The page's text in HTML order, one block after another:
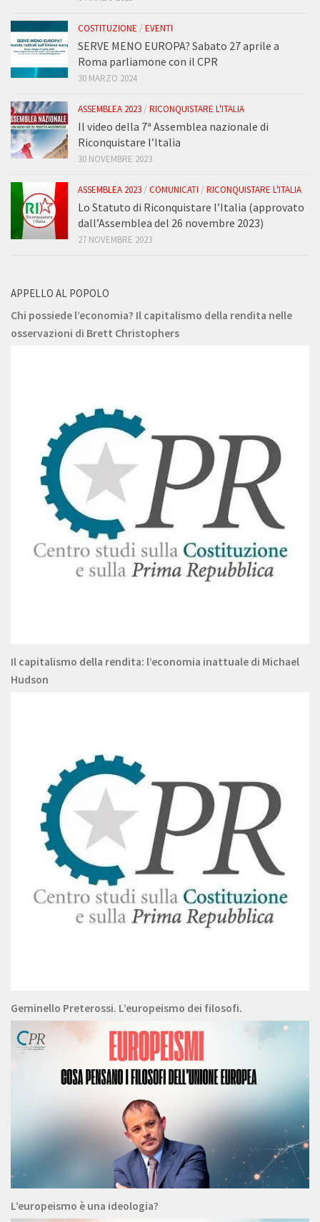
COSTITUZIONE / EVENTI
SERVE MENO EUROPA? Sabato 27 aprile a
Roma parliamone con il CPR
30 MARZO 2024
ASSEMBLEA 2023 / RICONQUISTARE L'ITALIA
Il video della 7ª Assemblea nazionale di
Riconquistare l’Italia
30 NOVEMBRE 2023
ASSEMBLEA 2023 / COMUNICATI / RICONQUISTARE L'ITALIA
Lo Statuto di Riconquistare l’Italia (approvato
dall’Assemblea del 26 novembre 2023)
27 NOVEMBRE 2023
APPELLO AL POPOLO
Chi possiede l’economia? Il capitalismo della rendita nelle
osservazioni di Brett Christophers
Il capitalismo della rendita: l’economia inattuale di Michael
Hudson
Geminello Preterossi. L’europeismo dei filosofi.
L’europeismo è una ideologia?